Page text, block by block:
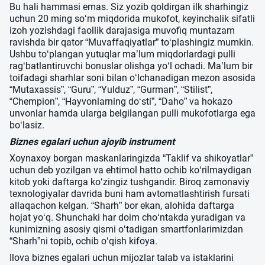
Bu hali hammasi emas. Siz yozib qoldirgan ilk sharhingiz
uchun 20 ming so‘m miqdorida mukofot, keyinchalik sifatli
izoh yozishdagi faollik darajasiga muvofiq muntazam
ravishda bir qator “Muvaffaqiyatlar” to‘plashingiz mumkin.
Ushbu to‘plangan yutuqlar ma’lum miqdorlardagi pulli
rag‘batlantiruvchi bonuslar olishga yo‘l ochadi. Ma’lum bir
toifadagi sharhlar soni bilan o‘lchanadigan mezon asosida
“Mutaxassis”, “Guru”, “Yulduz”, “Gurman”, “Stilist”,
“Chempion”, “Hayvonlarning do‘sti”, “Daho” va hokazo
unvonlar hamda ularga belgilangan pulli mukofotlarga ega
bo‘lasiz.
Biznes egalari uchun ajoyib instrument
Xoynaxoy borgan maskanlaringizda “Taklif va shikoyatlar”
uchun deb yozilgan va ehtimol hatto ochib ko‘rilmaydigan
kitob yoki daftarga ko‘zingiz tushgandir. Biroq zamonaviy
texnologiyalar davrida buni ham avtomatlashtirish fursati
allaqachon kelgan. “Sharh” bor ekan, alohida daftarga
hojat yo‘q. Shunchaki har doim cho‘ntakda yuradigan va
kunimizning asosiy qismi o‘tadigan smartfonlarimizdan
“Sharh”ni topib, ochib o‘qish kifoya.
Ilova biznes egalari uchun mijozlar talab va istaklarini